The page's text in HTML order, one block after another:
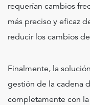
requerían cambios
más preciso y eficaz
reducir los cambios
Finalmente, la
gestión de la cadena
completamente con